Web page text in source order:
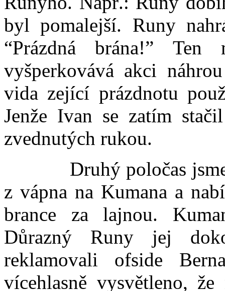
byl pomalejší. Runy
“Prázdná brána!”
vyšperkovává akci
vida zející prázdnotu
Jenže Ivan se zatím
zvednutých rukou.
Druhý poločas jsme
z vápna na Kumana a
brance za lajnou.
Důrazný Runy jej
reklamovali ofside
vícehlasně vysvětleno,